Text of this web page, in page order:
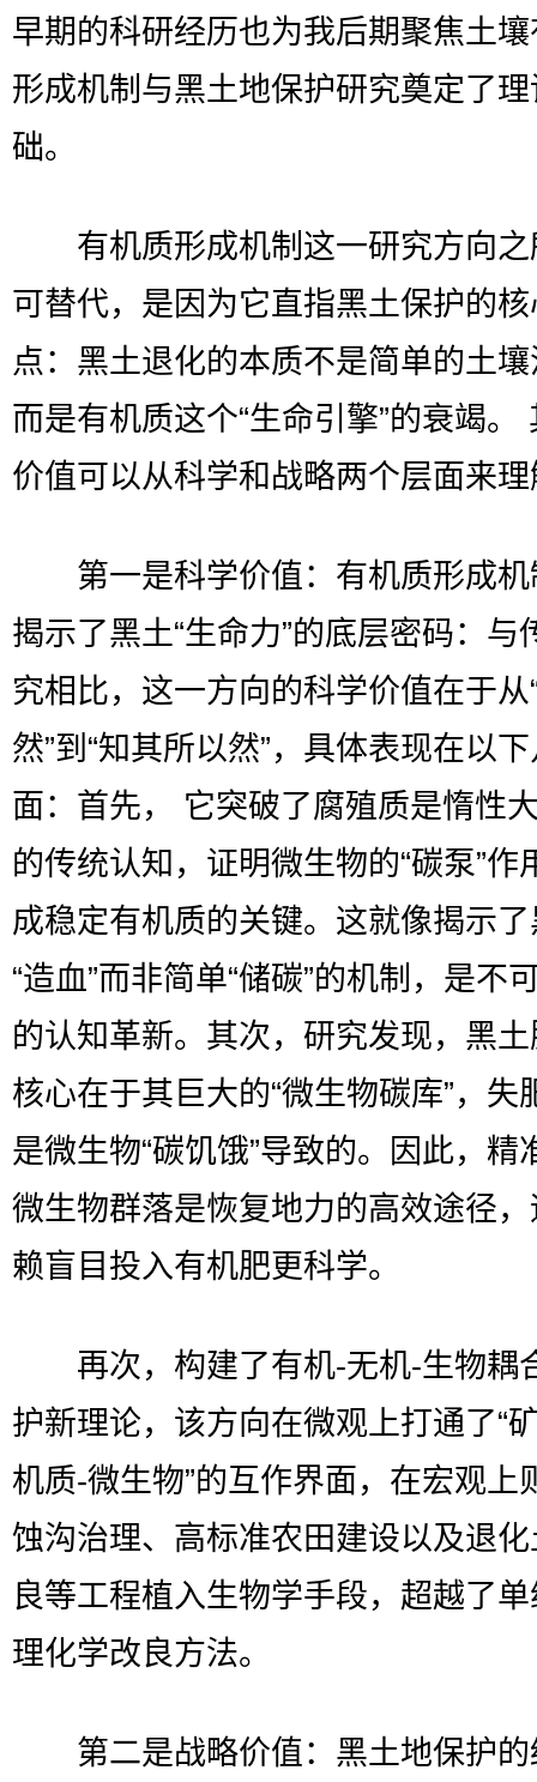
早期的科研经历也为我后期聚焦土
形成机制与黑土地保护研究奠定了
础。
有机质形成机制这一研究方向之
可替代，是因为它直指黑土保护的
点：黑土退化的本质不是简单的土
而是有机质这个“生命引擎”的衰竭。
价值可以从科学和战略两个层面来
第一是科学价值：有机质形成机
揭示了黑土“生命力”的底层密码：与
究相比，这一方向的科学价值在于从
然”到“知其所以然”，具体表现在以
面：首先， 它突破了腐殖质是惰性
的传统认知，证明微生物的“碳泵”作
成稳定有机质的关键。这就像揭示
“造血”而非简单“储碳”的机制，是不
的认知革新。其次，研究发现，黑
核心在于其巨大的“微生物碳库”，失
是微生物“碳饥饿”导致的。因此，精
微生物群落是恢复地力的高效途径
赖盲目投入有机肥更科学。
再次，构建了有机-无机-生物耦
护新理论，该方向在微观上打通了“
机质-微生物”的互作界面，在宏观上
蚀沟治理、高标准农田建设以及退
良等工程植入生物学手段，超越了
理化学改良方法。
第二是战略价值：黑土地保护的